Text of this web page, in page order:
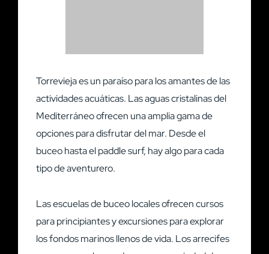
Torrevieja es un paraíso para los amantes de las
actividades acuáticas. Las aguas cristalinas del
Mediterráneo ofrecen una amplia gama de
opciones para disfrutar del mar. Desde el
buceo hasta el paddle surf, hay algo para cada
tipo de aventurero.
Las escuelas de buceo locales ofrecen cursos
para principiantes y excursiones para explorar
los fondos marinos llenos de vida. Los arrecifes